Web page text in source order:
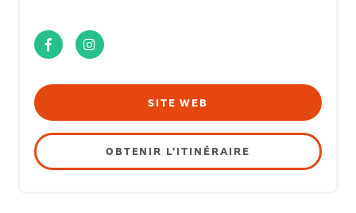
FacebookInstagram
SITE WEB
OBTENIR L'ITINÉRAIRE